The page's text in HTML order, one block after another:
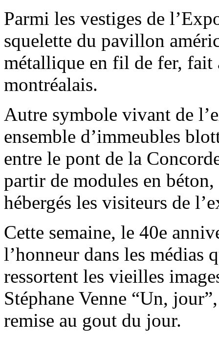
Parmi les vestiges de
squelette du pavillon
métallique en fil de fer,
montréalais.
Autre symbole vivant de
ensemble d’immeubles
entre le pont de la
partir de modules en béton,
hébergés les visiteurs de
Cette semaine, le 40e
l’honneur dans les médias
ressortent les vieilles
Stéphane Venne “Un,
remise au gout du jour.